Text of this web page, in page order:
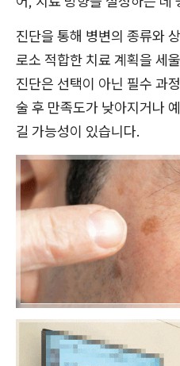
진단을 통해 병변의 종류와
로소 적합한 치료 계획을 세
진단은 선택이 아닌 필수 과
술 후 만족도가 낮아지거나
길 가능성이 있습니다.